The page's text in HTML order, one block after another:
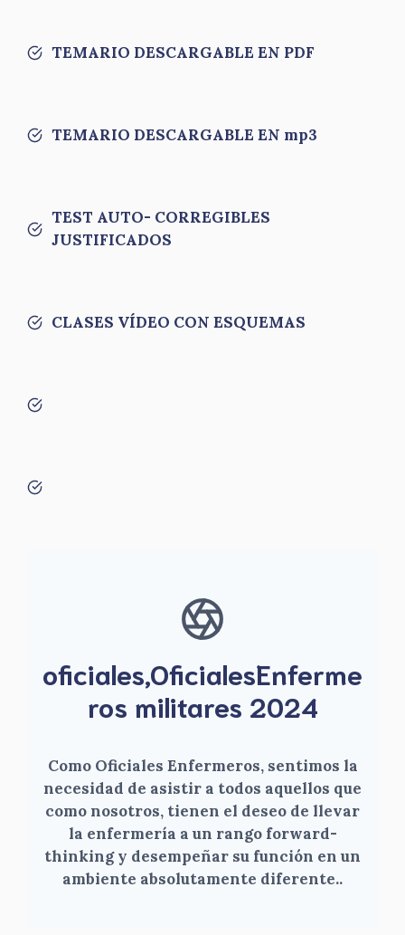
TEMARIO DESCARGABLE EN PDF
TEMARIO DESCARGABLE EN mp3
TEST AUTO- CORREGIBLES
JUSTIFICADOS
CLASES VÍDEO CON ESQUEMAS
oficiales,OficialesEnferme
ros militares 2024
Como Oficiales Enfermeros, sentimos la
necesidad de asistir a todos aquellos que
como nosotros, tienen el deseo de llevar
la enfermería a un rango forward-
thinking y desempeñar su función en un
ambiente absolutamente diferente..